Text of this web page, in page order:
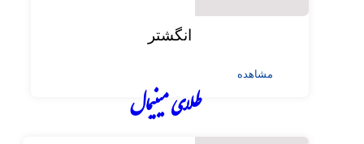
انگشتر
مشاهده
طلای مینیمال